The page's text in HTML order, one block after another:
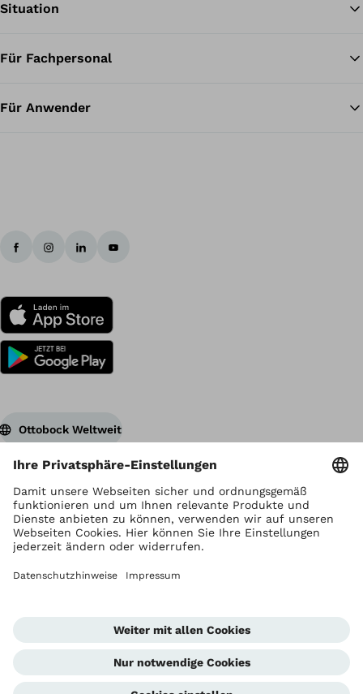
Situation
Für Fachpersonal
Für Anwender
Ottobock Weltweit
Urheberrecht liegt bei Ottobock
Datenschutzeinstellungen
Datenschutzhinweise
Nutzungsbedingungen
Global Website
Hinweisgeberstelle